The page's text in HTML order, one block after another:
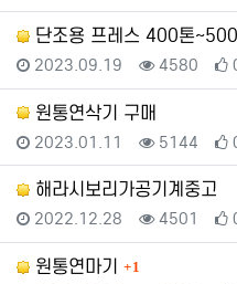
단조용 프레스 400톤
등록일
2023.09.19 조회
4580
원통연삭기 구매
등록일
2023.01.11 조회
5144
해라시보리가공기계중고
등록일
2022.12.28 조회
4501
원통연마기 댓글
1